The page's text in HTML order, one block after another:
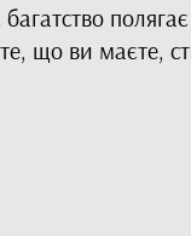
те, що ви маєте,